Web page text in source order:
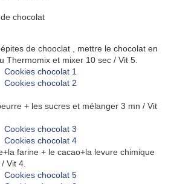
chocolat
de chooclat , mettre le chocolat en
Thermomix et mixer 10 sec / Vit 5.
+ les sucres et mélanger 3 mn / Vit
farine + le cacao+la levure chimique
Vit 4.